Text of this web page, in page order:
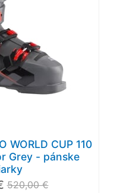
WORLD CUP 110
Grey - pánske
520,00 €